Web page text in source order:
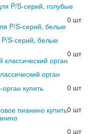
P/S-серий, голубые
0 шт
S-серий, белые
0 шт
орган
0 шт
0 шт
0 шт